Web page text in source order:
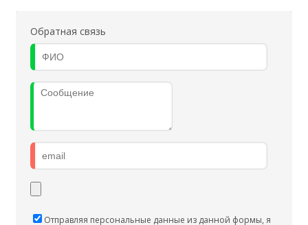
Обратная связь
Отправляя персональные данные из данной формы, я